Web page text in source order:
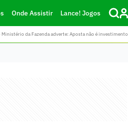
Onde Assistir Lance! Jogos
Ministério da Fazenda adverte: Aposta não é investimento